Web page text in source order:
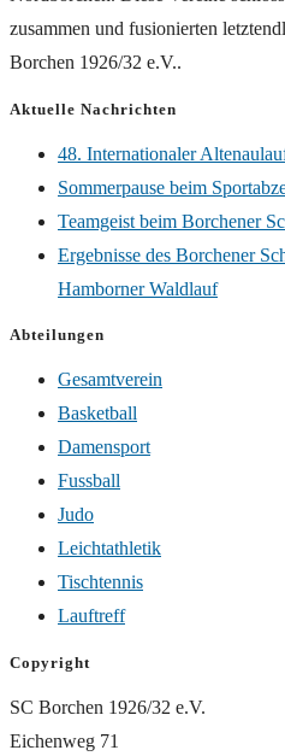
zusammen und fusionierten
Borchen 1926/32 e.V..
Aktuelle Nachrichten
48. Internationaler
Sommerpause beim
Teamgeist beim Borchener
Ergebnisse des Borchener
Hamborner Waldlauf
Abteilungen
Gesamtverein
Basketball
Damensport
Fussball
Judo
Leichtathletik
Tischtennis
Lauftreff
Copyright
SC Borchen 1926/32 e.V.
Eichenweg 71